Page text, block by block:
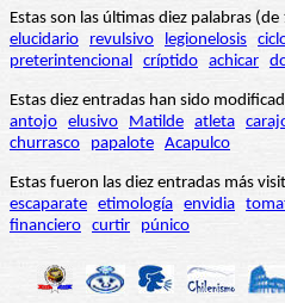
Estas son las últimas diez palabras
elucidario
revulsivo legionelosis
preterintencional críptido achicar
Estas diez entradas han sido
antojo elusivo Matilde atleta
churrasco
papalote Acapulco
Estas fueron las diez entradas más
escaparate etimología envidia
financiero curtir púnico